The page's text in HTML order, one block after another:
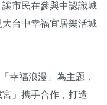
市民在參與中認識城
台中幸福宜居樂活城
幸福浪漫」為主題，
」攜手合作，打造